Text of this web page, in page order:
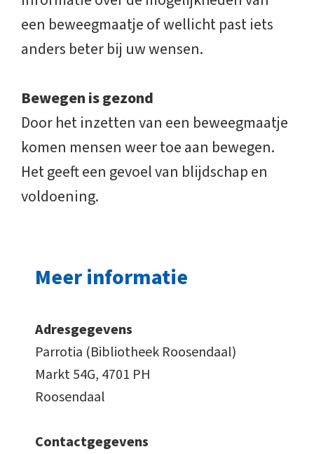
een beweegmaatje of wellicht past iets
anders beter bij uw wensen.
Bewegen is gezond
Door het inzetten van een beweegmaatje
komen mensen weer toe aan bewegen.
Het geeft een gevoel van blijdschap en
voldoening.
Meer informatie
Adresgegevens
Parrotia (Bibliotheek Roosendaal)
Markt 54G, 4701 PH
Roosendaal
Contactgegevens